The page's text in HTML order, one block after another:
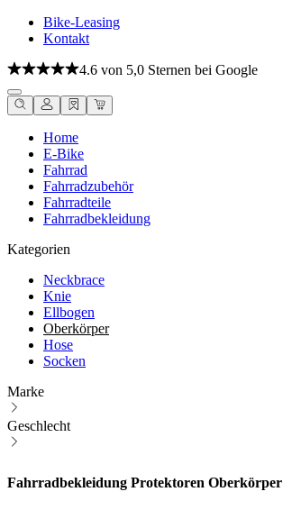
Bike-Leasing
Kontakt
4.6 von 5,0 Sternen bei Google
Home
E-Bike
Fahrrad
Fahrradzubehör
Fahrradteile
Fahrradbekleidung
Kategorien
Neckbrace
Knie
Ellbogen
Oberkörper
Hose
Socken
Marke
Geschlecht
Fahrradbekleidung Protektoren Oberkörper